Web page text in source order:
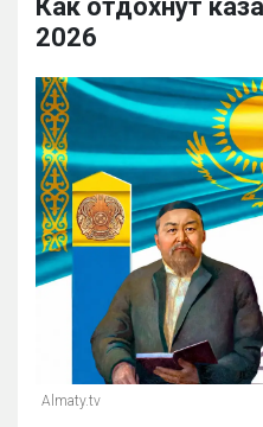
Как отдохнут
2026
Almaty.tv